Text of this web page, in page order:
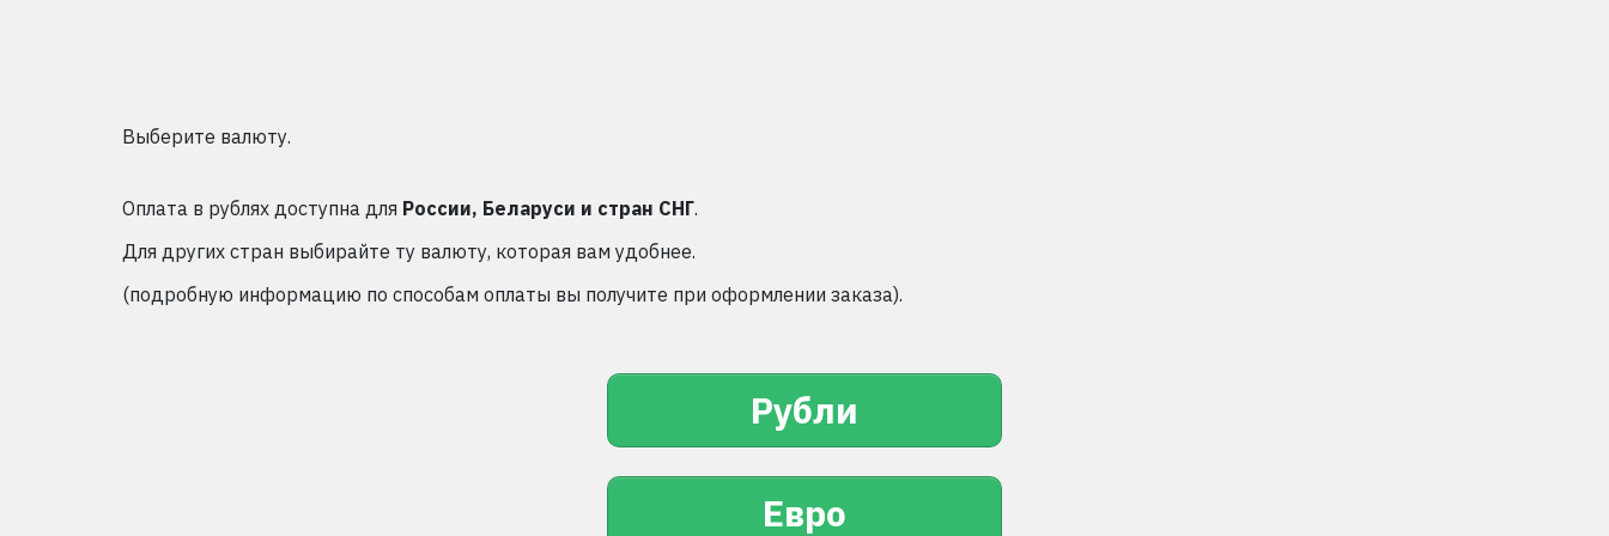
Выберите валюту.
Оплата в рублях доступна для России, Беларуси и стран СНГ.
Для других стран выбирайте ту валюту, которая вам удобнее.
(подробную информацию по способам оплаты вы получите при оформлении заказа).
Рубли
Евро